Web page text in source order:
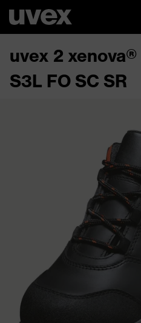
uvex 2
S3L FO SC SR